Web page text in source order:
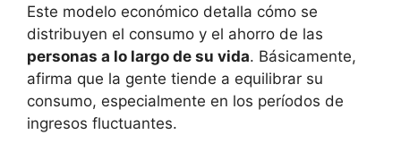
Este modelo económico detalla cómo ‍se
distribuyen el consumo y el ahorro de ⁢las
personas a lo largo de su vida. Básicamente,
afirma ⁣que la‌ gente tiende ​a equilibrar su
consumo, especialmente en los períodos de
ingresos fluctuantes.